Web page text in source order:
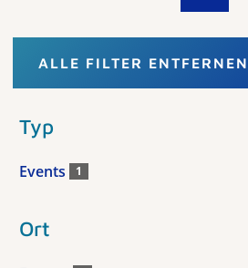
ALLE FILTER ENTFERNEN
Typ
Events 1
Ort